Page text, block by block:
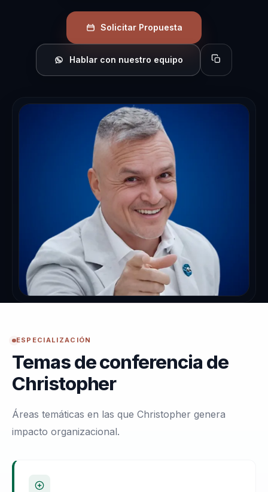
Solicitar Propuesta
Hablar con nuestro equipo Copiar perfil
ESPECIALIZACIÓN
Temas de conferencia de
Christopher
Áreas temáticas en las que Christopher genera
impacto organizacional.